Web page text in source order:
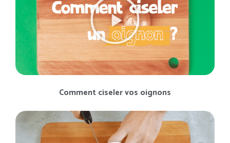
Comment ciseler vos oignons